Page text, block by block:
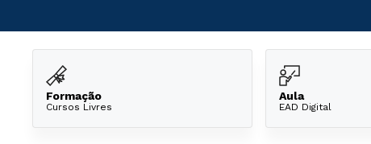
Formação
Cursos Livres
Aula
EAD Digital